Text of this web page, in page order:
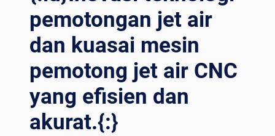
DAN
EFISIENSI:
PANDUAN
UTAMA
MESIN
PEMOTONG
CNC{:}
pemotongan jet air
dan kuasai mesin
pemotong jet air CNC
yang efisien dan
akurat.{:}